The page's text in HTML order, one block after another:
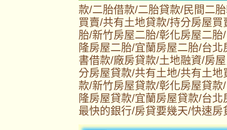
款/二胎借款/二胎貸款/民間二
買賣/共有土地貸款/持分房屋
胎/新竹房屋二胎/彰化房屋二
隆房屋二胎/宜蘭房屋二胎/台
書借款/廠房貸款/土地融資/房
分房屋貸款/共有土地/共有土
款/新竹房屋貸款/彰化房屋貸
隆房屋貸款/宜蘭房屋貸款/台
最快的銀行/房貸要幾天/快速房